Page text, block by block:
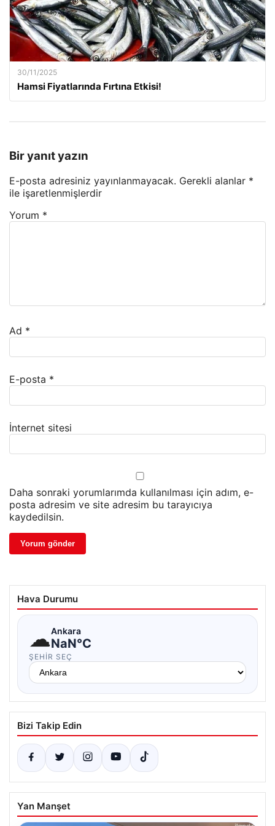
30/11/2025
Hamsi Fiyatlarında Fırtına Etkisi!
Bir yanıt yazın
E-posta adresiniz yayınlanmayacak. Gerekli alanlar *
ile işaretlenmişlerdir
Yorum *
Ad *
E-posta *
İnternet sitesi
Daha sonraki yorumlarımda kullanılması için adım, e-
posta adresim ve site adresim bu tarayıcıya
kaydedilsin.
Hava Durumu
☁Ankara
NaN°C
ŞEHIR SEÇ
Bizi Takip Edin
Yan Manşet